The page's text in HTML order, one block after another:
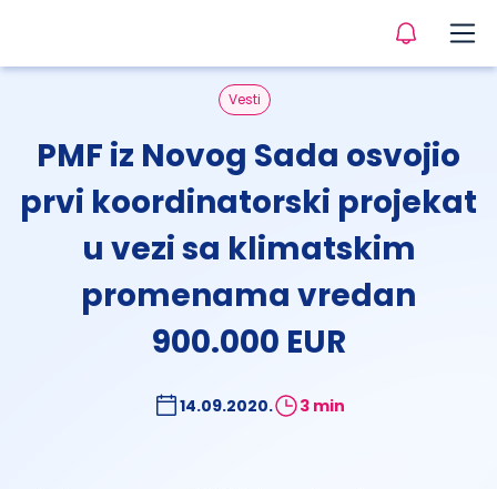
Vesti
PMF iz Novog Sada osvojio
prvi koordinatorski projekat
u vezi sa klimatskim
promenama vredan
900.000 EUR
14.09.2020. 3 min